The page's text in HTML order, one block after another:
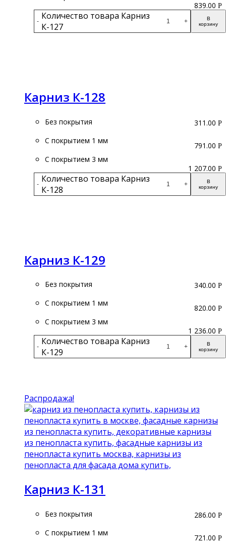
- Количество товара Карниз
К-127
+
В
корзину
839.00 Р
Карниз К-128
Без покрытия
С покрытием 1 мм
С покрытием 3 мм
- Количество товара Карниз
К-128
+
В
корзину
311.00 Р
791.00 Р
1 207.00 Р
Карниз К-129
Без покрытия
С покрытием 1 мм
С покрытием 3 мм
- Количество товара Карниз
К-129
+
В
корзину
340.00 Р
820.00 Р
1 236.00 Р
Распродажа!
Карниз К-131
Без покрытия
С покрытием 1 мм
286.00 Р
721.00 Р